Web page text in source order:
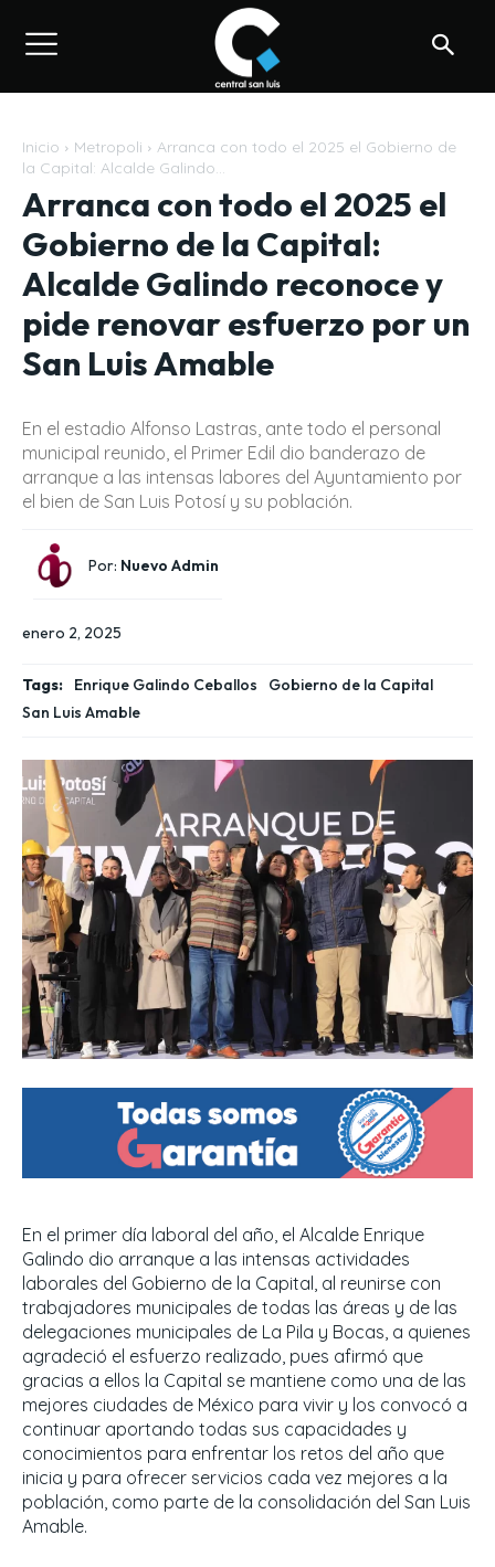
Inicio Metropoli
Arranca con todo el 2025 el Gobierno de
la Capital: Alcalde Galindo...
Arranca con todo el 2025 el
Gobierno de la Capital:
Alcalde Galindo reconoce y
pide renovar esfuerzo por un
San Luis Amable
En el estadio Alfonso Lastras, ante todo el personal
municipal reunido, el Primer Edil dio banderazo de
arranque a las intensas labores del Ayuntamiento por
el bien de San Luis Potosí y su población.
Por: Nuevo Admin
enero 2, 2025
Tags: Enrique Galindo Ceballos
Gobierno de la Capital
San Luis Amable
En el primer día laboral del año, el Alcalde Enrique
Galindo dio arranque a las intensas actividades
laborales del Gobierno de la Capital, al reunirse con
trabajadores municipales de todas las áreas y de las
delegaciones municipales de La Pila y Bocas, a quienes
agradeció el esfuerzo realizado, pues afirmó que
gracias a ellos la Capital se mantiene como una de las
mejores ciudades de México para vivir y los convocó a
continuar aportando todas sus capacidades y
conocimientos para enfrentar los retos del año que
inicia y para ofrecer servicios cada vez mejores a la
población, como parte de la consolidación del San Luis
Amable.